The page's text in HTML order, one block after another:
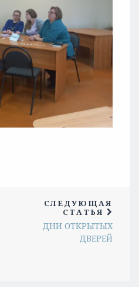
СЛЕДУЮЩАЯ
СТАТЬЯ
ДНИ ОТКРЫТЫХ
ДВЕРЕЙ